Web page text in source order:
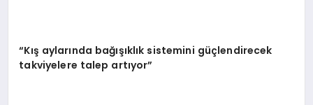
“Kış aylarında bağışıklık sistemini güçlendirecek
takviyelere talep artıyor”